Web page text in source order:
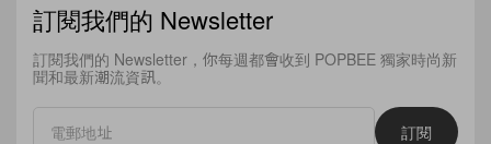
訂閱我們的 Newsletter
訂閱我們的 Newsletter，你每週都會收到 POPBEE 獨家時尚新
聞和最新潮流資訊。
訂閱